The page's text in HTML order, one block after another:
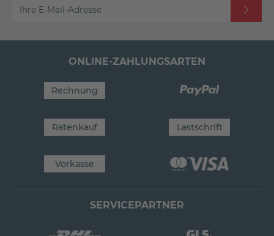
Ihre E-Mail-Adresse
ONLINE-ZAHLUNGSARTEN
Rechnung
Ratenkauf Lastschrift
Vorkasse
SERVICEPARTNER